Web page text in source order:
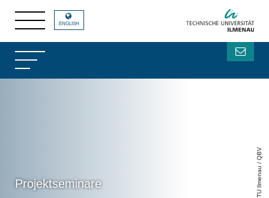
Projektseminare TU Ilmenau / QBV
ENGLISH